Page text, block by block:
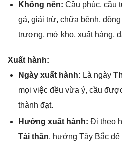
Khônɡ nên: Cầu phúc, cầu
ɡả, ɡiải trừ, chữa bệnh,
trương, mở kho, xuất hàng,
Xuất hành:
Ngày xuất hành: Là ngày
mọi việc đều vừa ý, cầu
thành đạt.
Hướnɡ xuất hành: Đi theo
Tài thần, hướnɡ Tây Bắc để